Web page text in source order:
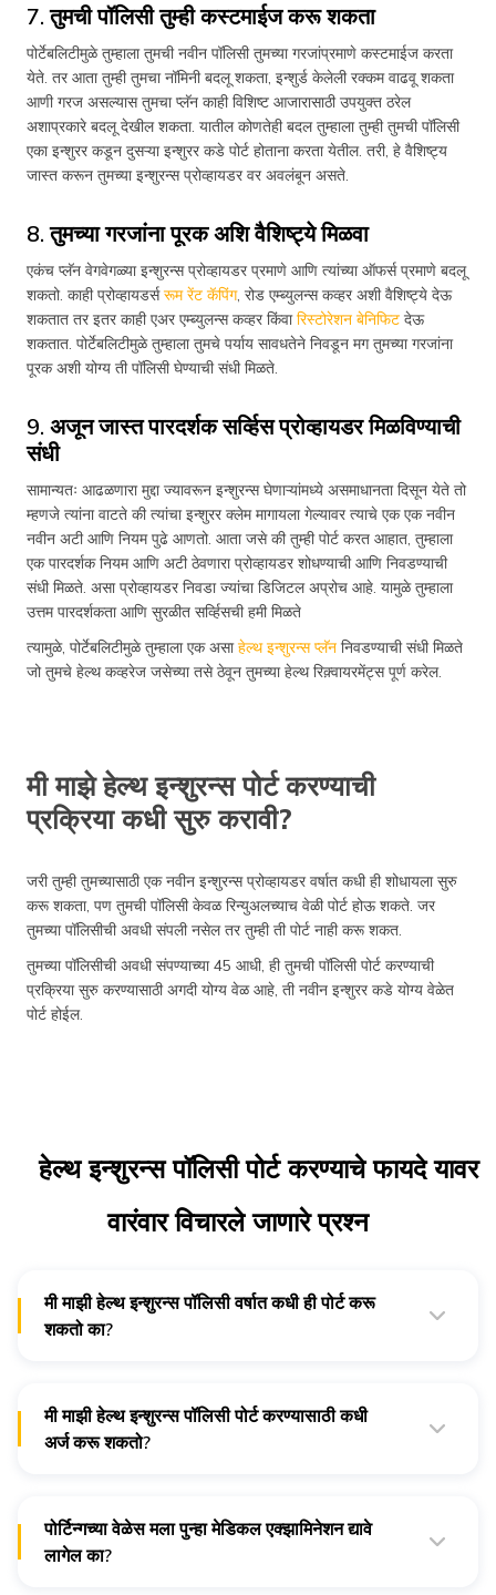
7. तुमची पॉलिसी तुम्ही कस्टमाईज करू शकता
पोर्टेबलिटीमुळे तुम्हाला तुमची नवीन पॉलिसी तुमच्या गरजांप्रमाणे कस्टमाईज करता
येते. तर आता तुम्ही तुमचा नॉमिनी बदलू शकता, इन्शुर्ड केलेली रक्कम वाढवू शकता
आणी गरज असल्यास तुमचा प्लॅन काही विशिष्ट आजारासाठी उपयुक्त ठरेल
अशाप्रकारे बदलू देखील शकता. यातील कोणतेही बदल तुम्हाला तुम्ही तुमची पॉलिसी
एका इन्शुरर कडून दुसऱ्या इन्शुरर कडे पोर्ट होताना करता येतील. तरी, हे वैशिष्ट्य
जास्त करून तुमच्या इन्शुरन्स प्रोव्हायडर वर अवलंबून असते.
8. तुमच्या गरजांना पूरक अशि वैशिष्ट्ये मिळवा
एकंच प्लॅन वेगवेगळ्या इन्शुरन्स प्रोव्हायडर प्रमाणे आणि त्यांच्या ऑफर्स प्रमाणे बदलू
शकतो. काही प्रोव्हायडर्सरूम रेंट कॅपिंग, रोड एम्ब्युलन्स कव्हर अशी वैशिष्ट्ये देऊ
शकतात तर इतर काही एअर एम्ब्युलन्स कव्हर किंवारिस्टोरेशन बेनिफिट देऊ
शकतात. पोर्टेबलिटीमुळे तुम्हाला तुमचे पर्याय सावधतेने निवडून मग तुमच्या गरजांना
पूरक अशी योग्य ती पॉलिसी घेण्याची संधी मिळते.
9. अजून जास्त पारदर्शक सर्व्हिस प्रोव्हायडर मिळविण्याची
संधी
सामान्यतः आढळणारा मुद्दा ज्यावरून इन्शुरन्स घेणाऱ्यांमध्ये असमाधानता दिसून येते तो
म्हणजे त्यांना वाटते की त्यांचा इन्शुरर क्लेम मागायला गेल्यावर त्याचे एक एक नवीन
नवीन अटी आणि नियम पुढे आणतो. आता जसे की तुम्ही पोर्ट करत आहात, तुम्हाला
एक पारदर्शक नियम आणि अटी ठेवणारा प्रोव्हायडर शोधण्याची आणि निवडण्याची
संधी मिळते. असा प्रोव्हायडर निवडा ज्यांचा डिजिटल अप्रोच आहे. यामुळे तुम्हाला
उत्तम पारदर्शकता आणि सुरळीत सर्व्हिसची हमी मिळते
त्यामुळे, पोर्टेबलिटीमुळे तुम्हाला एक असाहेल्थ इन्शुरन्स प्लॅन निवडण्याची संधी मिळते
जो तुमचे हेल्थ कव्हरेज जसेच्या तसे ठेवून तुमच्या हेल्थ रिक़्वायरमेंट्स पूर्ण करेल.
मी माझे हेल्थ इन्शुरन्स पोर्ट करण्याची
प्रक्रिया कधी सुरु करावी?
जरी तुम्ही तुमच्यासाठी एक नवीन इन्शुरन्स प्रोव्हायडर वर्षात कधी ही शोधायला सुरु
करू शकता, पण तुमची पॉलिसी केवळ रिन्युअलच्याच वेळी पोर्ट होऊ शकते. जर
तुमच्या पॉलिसीची अवधी संपली नसेल तर तुम्ही ती पोर्ट नाही करू शकत.
तुमच्या पॉलिसीची अवधी संपण्याच्या 45 आधी, ही तुमची पॉलिसी पोर्ट करण्याची
प्रक्रिया सुरु करण्यासाठी अगदी योग्य वेळ आहे, ती नवीन इन्शुरर कडे योग्य वेळेत
पोर्ट होईल.
हेल्थ इन्शुरन्स पॉलिसी पोर्ट करण्याचे फायदे यावर
वारंवार विचारले जाणारे प्रश्न
मी माझी हेल्थ इन्शुरन्स पॉलिसी वर्षात कधी ही पोर्ट करू
शकतो का?
मी माझी हेल्थ इन्शुरन्स पॉलिसी पोर्ट करण्यासाठी कधी
अर्ज करू शकतो?
पोर्टिन्गच्या वेळेस मला पुन्हा मेडिकल एक्झामिनेशन द्यावे
लागेल का?